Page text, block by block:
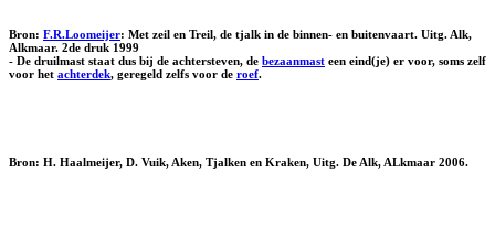
Bron: F.R.Loomeijer: Met zeil en Treil, de tjalk in de binnen- en buitenvaart. Uitg. Alk,
Alkmaar. 2de druk 1999
- De druilmast staat dus bij de achtersteven, de bezaanmast een eind(je) er voor, soms zelf
voor het achterdek, geregeld zelfs voor de roef.
Bron: H. Haalmeijer, D. Vuik, Aken, Tjalken en Kraken, Uitg. De Alk, ALkmaar 2006.